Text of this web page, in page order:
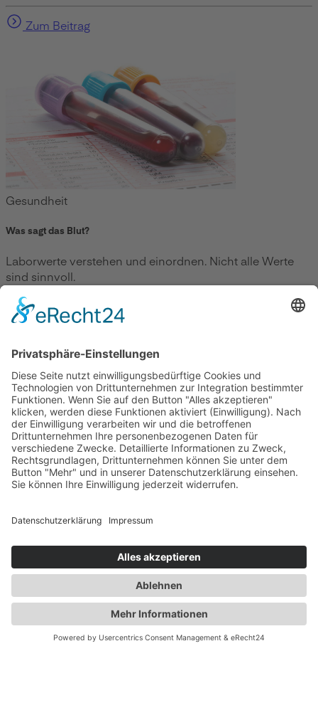
Zum Beitrag
Gesundheit
Was sagt das Blut?
Laborwerte verstehen und einordnen. Nicht alle Werte
sind sinnvoll.
Zum Beitrag
Gesundheit
Die Abnehmspritze und ihre Nebenwirkungen
Mit Ozempic mühelos zum Wunschgewicht? Lieber nicht